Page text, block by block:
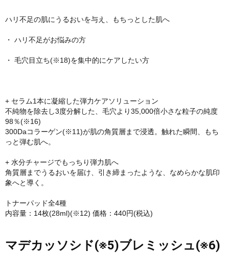
ハリ不足の肌にうるおいを与え、もちっとした肌へ
・ ハリ不足がお悩みの方
・ 毛穴目立ち(※18)を集中的にケアしたい方
+ セラム1本に凝縮した弾力ケアソリューション
不純物を除去し3度分解した、毛穴より35,000倍小さな粒子の純度
98％(※16)
300Daコラーゲン(※11)が肌の角質層まで浸透。触れた瞬間、もち
っと弾む肌へ。
+ 水分チャージでもっちり弾力肌へ
角質層までうるおいを届け、引き締まったような、なめらかな肌印
象へと導く。
トナーパッド全4種
内容量：14枚(28ml)(※12) 価格：440円(税込)
マデカッソシド(※5)ブレミッシュ(※6)